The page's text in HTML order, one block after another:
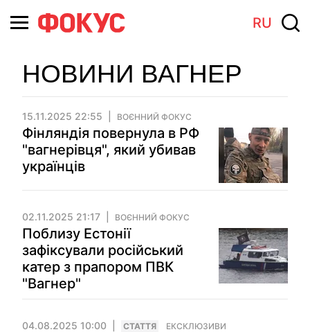
RU
НОВИНИ ВАГНЕР
15.11.2025 22:55 ВОЄННИЙ ФОКУС
Фінляндія повернула в РФ
"вагнерівця", який убивав
українців
02.11.2025 21:17 ВОЄННИЙ ФОКУС
Поблизу Естонії
зафіксували російський
катер з прапором ПВК
"Вагнер"
04.08.2025 10:00 СТАТТЯ ЕКСКЛЮЗИВИ